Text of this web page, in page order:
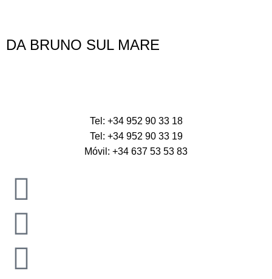
DA BRUNO SUL MARE
Tel: +34 952 90 33 18
Tel: +34 952 90 33 19
Móvil: +34 637 53 53 83